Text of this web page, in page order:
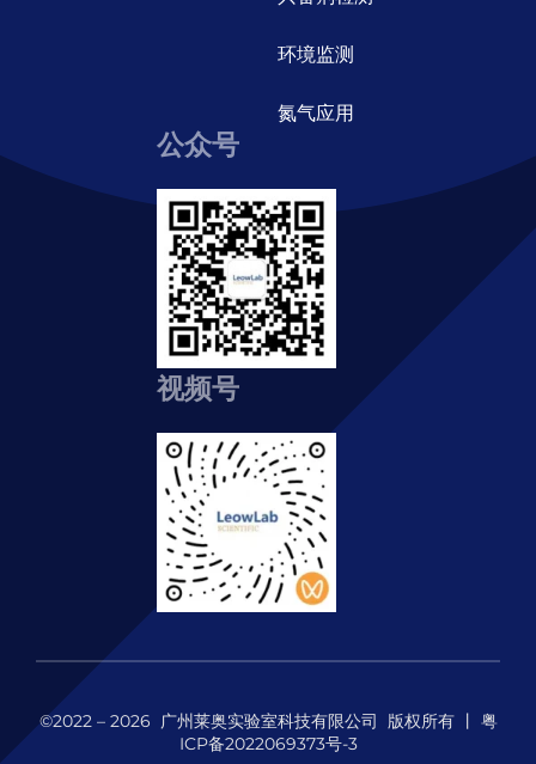
环境监测
氮气应用
公众号
视频号
©2022 – 2026 广州莱奥实验室科技有限公司 版权所有 丨 粤
ICP备2022069373号-3